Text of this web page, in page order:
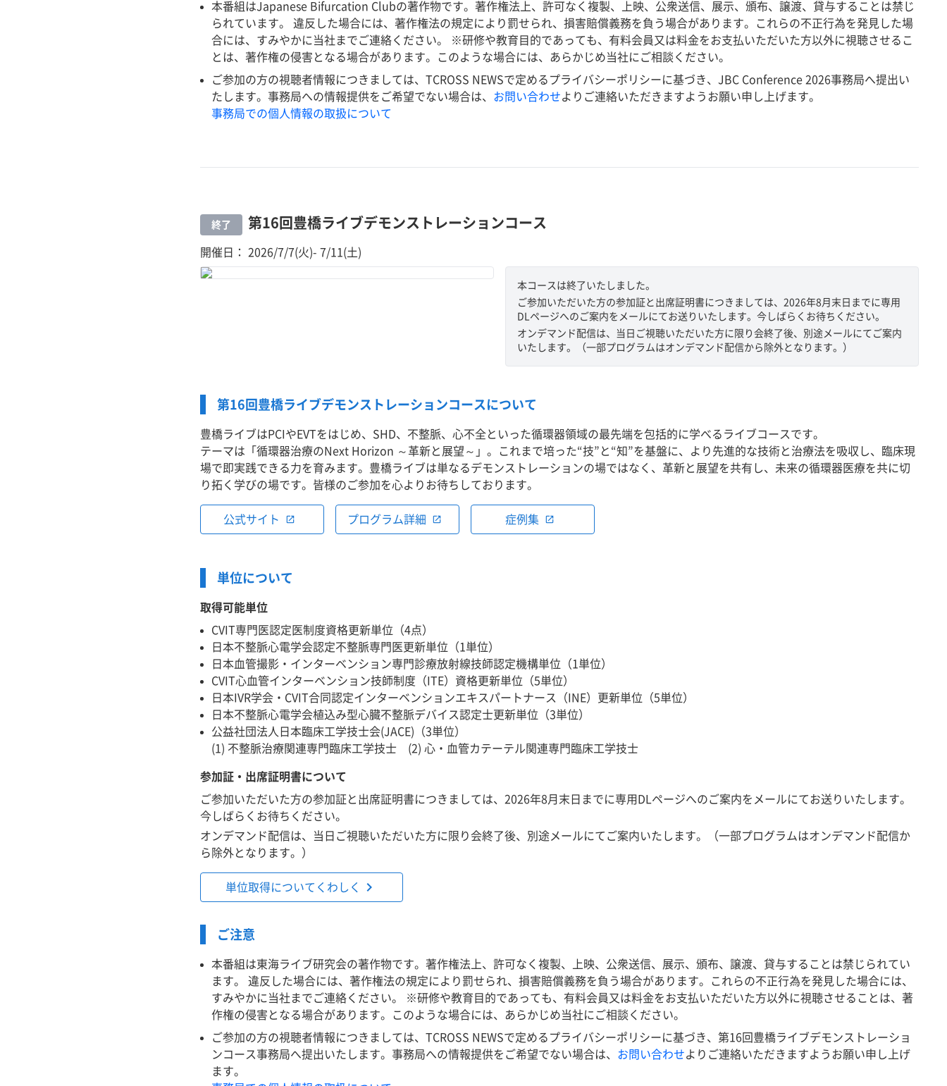
本番組はJapanese Bifurcation Clubの著作物です。著作権法上、許可なく複製、上映、公衆送信、展示、頒布、譲渡、貸与することは禁じ
られています。 違反した場合には、著作権法の規定により罰せられ、損害賠償義務を負う場合があります。これらの不正行為を発見した場
合には、すみやかに当社までご連絡ください。 ※研修や教育目的であっても、有料会員又は料金をお支払いただいた方以外に視聴させるこ
とは、著作権の侵害となる場合があります。このような場合には、あらかじめ当社にご相談ください。
ご参加の方の視聴者情報につきましては、TCROSS NEWSで定めるプライバシーポリシーに基づき、JBC Conference 2026事務局へ提出い
たします。事務局への情報提供をご希望でない場合は、 お問い合わせよりご連絡いただきますようお願い申し上げます。
事務局での個人情報の取扱について
終了 第16回豊橋ライブデモンストレーションコース
開催日： 2026/7/7(火)- 7/11(土)
本コースは終了いたしました。
ご参加いただいた方の参加証と出席証明書につきましては、2026年8月末日までに専用
DLページへのご案内をメールにてお送りいたします。今しばらくお待ちください。
オンデマンド配信は、当日ご視聴いただいた方に限り会終了後、別途メールにてご案内
いたします。（一部プログラムはオンデマンド配信から除外となります。）
第16回豊橋ライブデモンストレーションコースについて
豊橋ライブはPCIやEVTをはじめ、SHD、不整脈、心不全といった循環器領域の最先端を包括的に学べるライブコースです。
テーマは「循環器治療のNext Horizon ～革新と展望～」。これまで培った“技”と“知”を基盤に、より先進的な技術と治療法を吸収し、臨床現
場で即実践できる力を育みます。豊橋ライブは単なるデモンストレーションの場ではなく、革新と展望を共有し、未来の循環器医療を共に切
り拓く学びの場です。皆様のご参加を心よりお待ちしております。
公式サイト open_in_new プログラム詳細 open_in_new 症例集 open_in_new
単位について
取得可能単位
CVIT専門医認定医制度資格更新単位（4点）
日本不整脈心電学会認定不整脈専門医更新単位（1単位）
日本血管撮影・インターベンション専門診療放射線技師認定機構単位（1単位）
CVIT心血管インターベンション技師制度（ITE）資格更新単位（5単位）
日本IVR学会・CVIT合同認定インターベンションエキスパートナース（INE）更新単位（5単位）
日本不整脈心電学会植込み型心臓不整脈デバイス認定士更新単位（3単位）
公益社団法人日本臨床工学技士会(JACE)（3単位）
(1) 不整脈治療関連専門臨床工学技士
(2) 心・血管カテーテル関連専門臨床工学技士
参加証・出席証明書について
ご参加いただいた方の参加証と出席証明書につきましては、2026年8月末日までに専用DLページへのご案内をメールにてお送りいたします。
今しばらくお待ちください。
オンデマンド配信は、当日ご視聴いただいた方に限り会終了後、別途メールにてご案内いたします。（一部プログラムはオンデマンド配信か
ら除外となります。）
単位取得についてくわしく chevron_right
ご注意
本番組は東海ライブ研究会の著作物です。著作権法上、許可なく複製、上映、公衆送信、展示、頒布、譲渡、貸与することは禁じられてい
ます。 違反した場合には、著作権法の規定により罰せられ、損害賠償義務を負う場合があります。これらの不正行為を発見した場合には、
すみやかに当社までご連絡ください。 ※研修や教育目的であっても、有料会員又は料金をお支払いただいた方以外に視聴させることは、著
作権の侵害となる場合があります。このような場合には、あらかじめ当社にご相談ください。
ご参加の方の視聴者情報につきましては、TCROSS NEWSで定めるプライバシーポリシーに基づき、第16回豊橋ライブデモンストレーショ
ンコース事務局へ提出いたします。事務局への情報提供をご希望でない場合は、 お問い合わせよりご連絡いただきますようお願い申し上げ
ます。